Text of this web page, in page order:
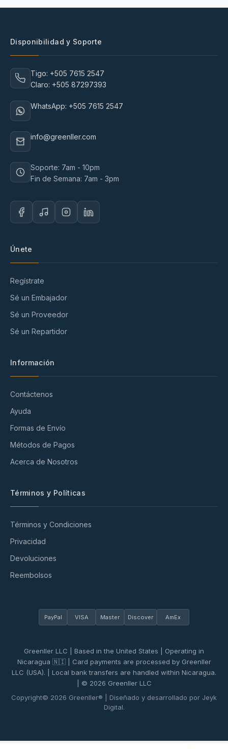
Disponibilidad y Soporte
Tigo: +505 7615 2547
Claro: +505 87297393
WhatsApp: +505 7615 2547
info@greenller.com
Soporte: 7am - 10pm
Fin de Semana: 7am - 3pm
Únete
Regístrate
Sé un Embajador
Sé un Proveedor
Sé un Repartidor
Información
Contáctenos
Ayuda
Formas de Envío
Métodos de Pagos
Acerca de Nosotros
Términos y Políticas
Términos y Condiciones
Privacidad
Devoluciones
Reembolsos
PayPal VISA Master Discover AmEx
Greenller LLC | Based in the United States | Operating in
Nicaragua 🇳🇮 | Card payments are processed by Greenller
LLC (USA). | Local bank transfers are handled within Nicaragua.
| © 2026 Greenller LLC
Copyright© 2026 Greenller® | Diseñado y desarrollado por Jeyk
Digital.